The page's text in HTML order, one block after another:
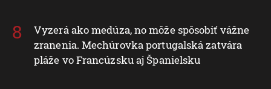
Vyzerá ako medúza, no môže spôsobiť vážne
zranenia. Mechúrovka portugalská zatvára
pláže vo Francúzsku aj Španielsku